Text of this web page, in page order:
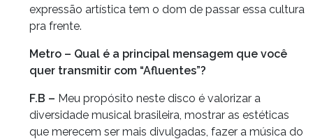
expressão artística tem o dom de passar essa cultura
pra frente.
Metro – Qual é a principal mensagem que você
quer transmitir com “Afluentes”?
F.B – Meu propósito neste disco é valorizar a
diversidade musical brasileira, mostrar as estéticas
que merecem ser mais divulgadas, fazer a música do